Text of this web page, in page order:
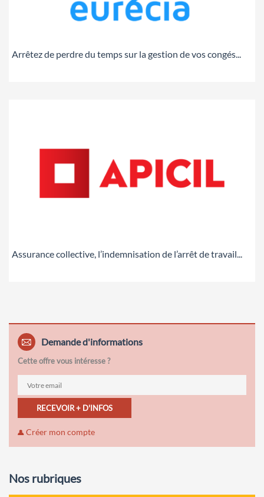
Arrêtez de perdre du temps sur la gestion de vos congés...
Assurance collective, l’indemnisation de l’arrêt de travail...
Demande d'informations
Cette offre vous intéresse ?
RECEVOIR + D'INFOS
Créer mon compte
Nos rubriques